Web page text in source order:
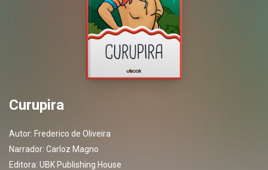
Curupira
Autor: Frederico de Oliveira
Narrador: Carloz Magno
Editora: UBK Publishing House